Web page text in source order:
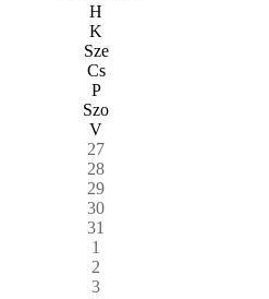
H
K
Sze
Cs
P
Szo
V
27
28
29
30
31
1
2
3